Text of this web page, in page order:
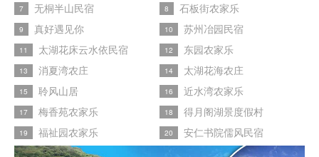
7 无桐半山民宿 8 石板街农家乐
9 真好遇见你 10 苏州冶园民宿
11 太湖花床云水依民宿 12 东园农家乐
13 消夏湾农庄 14 太湖花海农庄
15 聆风山居 16 近水湾农家乐
17 梅香苑农家乐 18 得月阁湖景度假村
19 福祉园农家乐 20 安仁书院儒风民宿